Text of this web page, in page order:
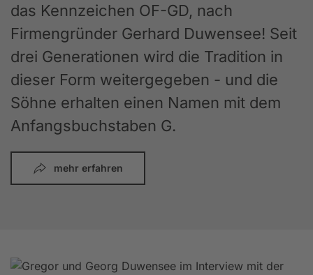
das Kennzeichen OF-GD, nach
Firmengründer Gerhard Duwensee! Seit
drei Generationen wird die Tradition in
dieser Form weitergegeben - und die
Söhne erhalten einen Namen mit dem
Anfangsbuchstaben G.
mehr erfahren